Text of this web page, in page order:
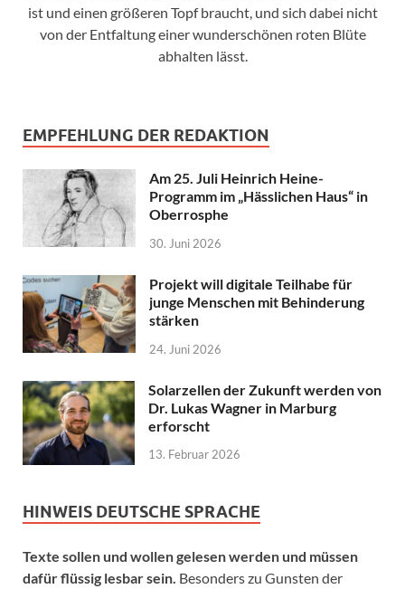
ist und einen größeren Topf braucht, und sich dabei nicht
von der Entfaltung einer wunderschönen roten Blüte
abhalten lässt.
EMPFEHLUNG DER REDAKTION
Am 25. Juli Heinrich Heine-
Programm im „Hässlichen Haus“ in
Oberrosphe
30. Juni 2026
Projekt will digitale Teilhabe für
junge Menschen mit Behinderung
stärken
24. Juni 2026
Solarzellen der Zukunft werden von
Dr. Lukas Wagner in Marburg
erforscht
13. Februar 2026
HINWEIS DEUTSCHE SPRACHE
Texte sollen und wollen gelesen werden und müssen
dafür flüssig lesbar sein. Besonders zu Gunsten der